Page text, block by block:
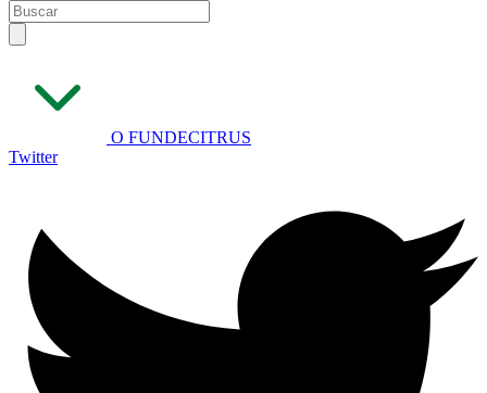
O FUNDECITRUS
Twitter